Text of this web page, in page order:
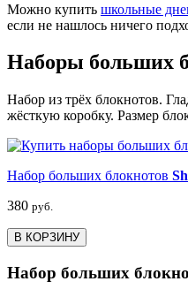
Можно купить школьные
если не нашлось ничего
Наборы больших
Набор из трёх блокнотов.
жёсткую коробку. Размер
Набор больших блокнотов
380 руб.
В КОРЗИНУ
Набор больших